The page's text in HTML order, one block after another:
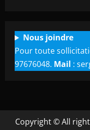
Nous joindre
Pour toute
97676048. Mail :
Copyright © All